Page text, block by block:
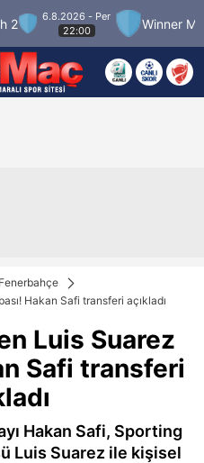
- Per
22:00
Winner Match 3
Fenerbahçe
Hakan Safi transferi açıkladı
Luis Suarez
Safi transferi
Hakan Safi, Sporting
Luis Suarez ile kişisel